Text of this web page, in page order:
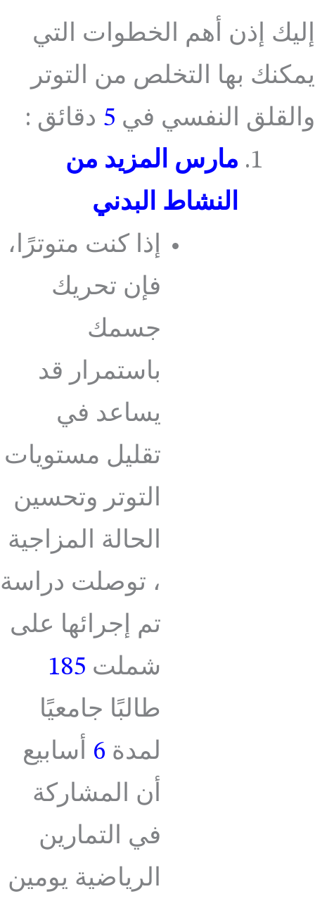
إليك إذن أهم الخطوات التي
يمكنك بها التخلص من التوتر
والقلق النفسي في 5 دقائق :
مارس المزيد من
النشاط البدني
إذا كنت متوترًا،
فإن تحريك
جسمك
باستمرار قد
يساعد في
تقليل مستويات
التوتر وتحسين
الحالة المزاجية
، توصلت دراسة
تم إجرائها على
شملت 185
طالبًا جامعيًا
لمدة 6 أسابيع
أن المشاركة
في التمارين
الرياضية يومين